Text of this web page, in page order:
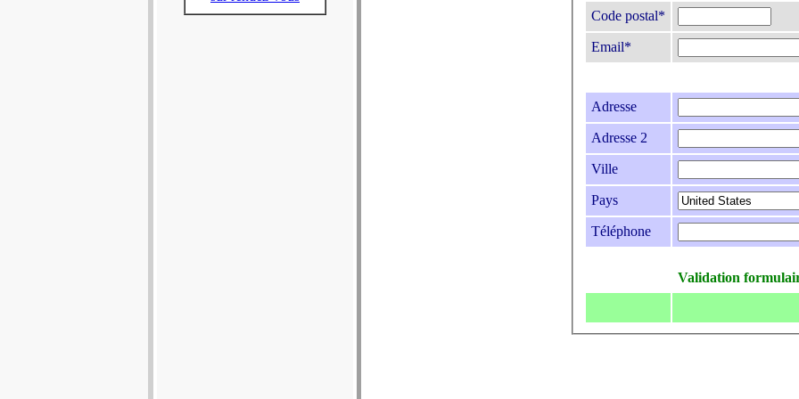
Code postal*
Email*
Adresse
Adresse 2
Ville
Pays
Téléphone
Validation